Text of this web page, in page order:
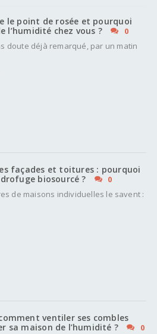
le point de rosée et pourquoi
l’humidité chez vous ?
0
doute déjà remarqué, par un matin
façades et toitures : pourquoi
biosourcé ?
0
de maisons individuelles le savent :
ventiler ses combles
sa maison de l’humidité ?
0